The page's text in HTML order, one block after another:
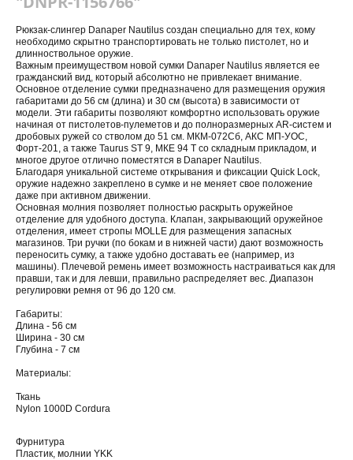
Рюкзак-слингер Danaper Nautilus создан специально для тех, кому
необходимо скрытно транспортировать не только пистолет, но и
длинноствольное оружие.
Важным преимуществом новой сумки Danaper Nautilus является ее
гражданский вид, который абсолютно не привлекает внимание.
Основное отделение сумки предназначено для размещения оружия
габаритами до 56 см (длина) и 30 см (высота) в зависимости от
модели. Эти габариты позволяют комфортно использовать оружие
начиная от пистолетов-пулеметов и до полноразмерных AR-систем и
дробовых ружей со стволом до 51 см. МКМ-072Сб, АКС МП-УОС,
Форт-201, а также Taurus ST 9, МКЕ 94 Т со складным прикладом, и
многое другое отлично поместятся в Danaper Nautilus.
Благодаря уникальной системе открывания и фиксации Quick Lock,
оружие надежно закреплено в сумке и не меняет свое положение
даже при активном движении.
Основная молния позволяет полностью раскрыть оружейное
отделение для удобного доступа. Клапан, закрывающий оружейное
отделения, имеет стропы MOLLE для размещения запасных
магазинов. Три ручки (по бокам и в нижней части) дают возможность
переносить сумку, а также удобно доставать ее (например, из
машины). Плечевой ремень имеет возможность настраиваться как для
правши, так и для левши, правильно распределяет вес. Диапазон
регулировки ремня от 96 до 120 см.
Габариты:
Длина - 56 см
Ширина - 30 см
Глубина - 7 см
Материалы:
Ткань
Nylon 1000D Cordura
Фурнитура
Пластик, молнии YKK